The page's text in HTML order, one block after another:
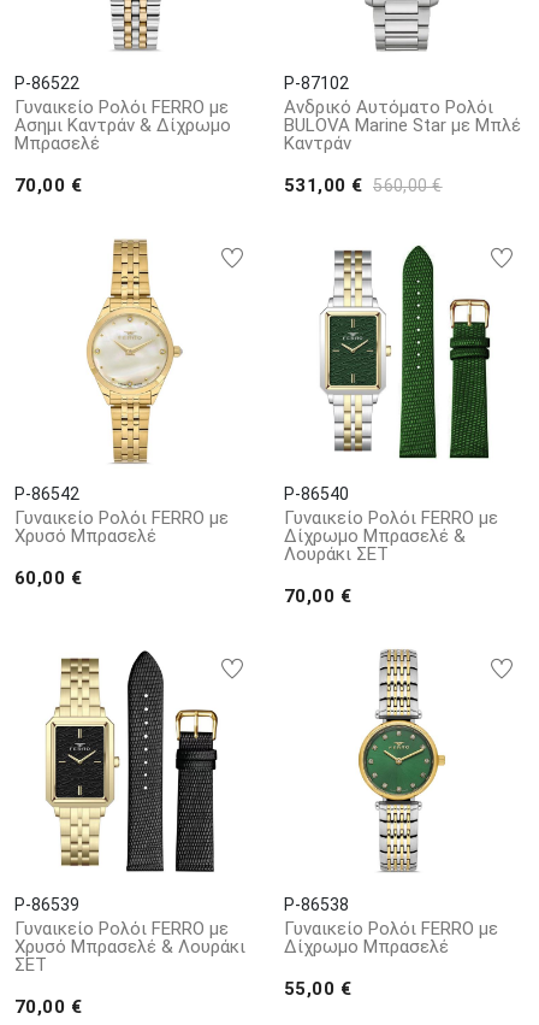
P-86522
Γυναικείο Ρολόι FERRO με
Ασημι Καντράν & Δίχρωμο
Μπρασελέ
70,00 €
P-87102
Ανδρικό Αυτόματο Ρολόι
BULOVA Marine Star με Μπλέ
Καντράν
531,00 € 560,00 €
P-86542
Γυναικείο Ρολόι FERRO με
Χρυσό Μπρασελέ
60,00 €
P-86540
Γυναικείο Ρολόι FERRO με
Δίχρωμο Μπρασελέ &
Λουράκι ΣΕΤ
70,00 €
P-86539
Γυναικείο Ρολόι FERRO με
Χρυσό Μπρασελέ & Λουράκι
ΣΕΤ
70,00 €
P-86538
Γυναικείο Ρολόι FERRO με
Δίχρωμο Μπρασελέ
55,00 €